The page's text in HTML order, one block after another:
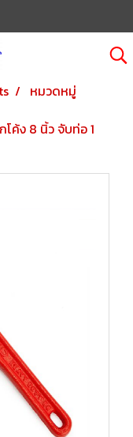
หมวดหมู่
โค้ง 8 นิ้ว จับท่อ 1